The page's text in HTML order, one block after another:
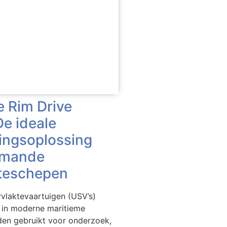
Rim Drive
ideale
(USV’s)
moderne maritieme
gebruikt voor onderzoek,